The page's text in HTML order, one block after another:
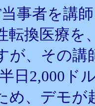
事者を講
転換医療を
が、その講
半日2,000ド
め、デモが